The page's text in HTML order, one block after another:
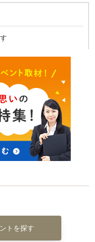
トを探す